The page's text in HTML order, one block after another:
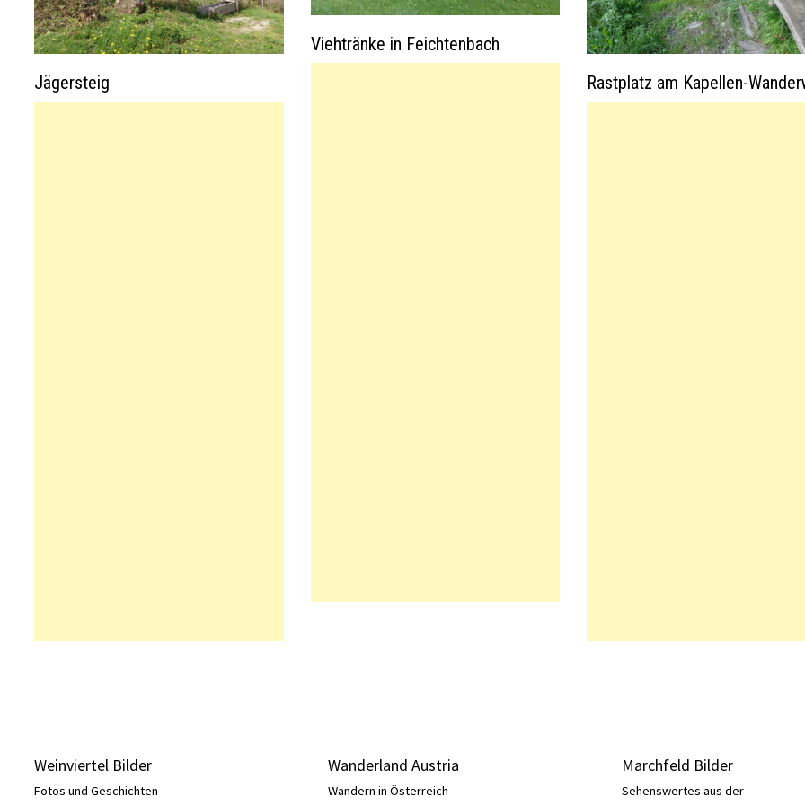
Jägersteig
Viehtränke in Feichtenbach
Rastplatz am Kapellen-
Weinviertel Bilder
Fotos und Geschichten
Wanderland Austria
Wandern in Österreich
Marchfeld Bilder
Sehenswertes aus der